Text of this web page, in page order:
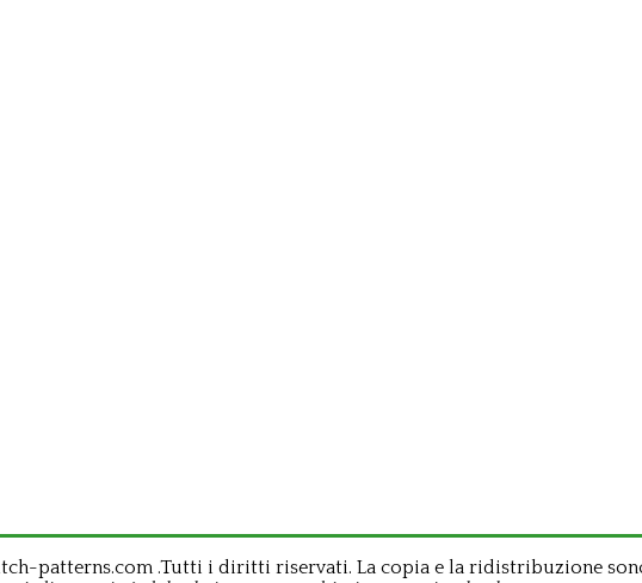
patterns.com .Tutti i diritti riservati. La copia e la ridistribuzione